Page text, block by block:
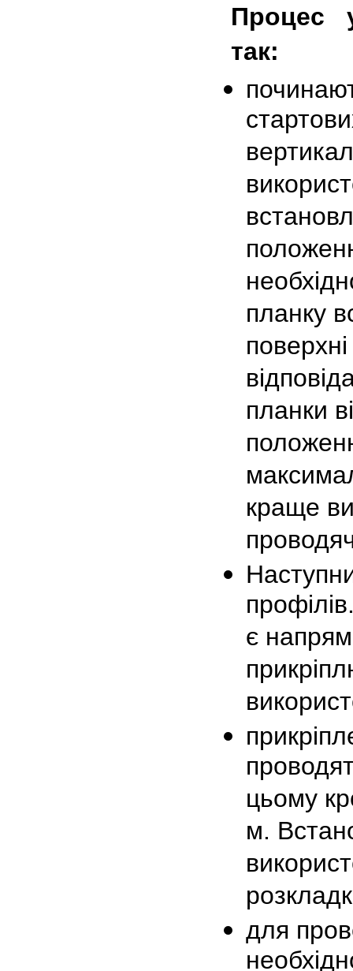
Процес
так:
планку
планки
краще
є
цьому
м.
для